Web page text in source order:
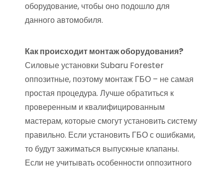
оборудование, чтобы оно подошло для
данного автомобиля.
Как происходит монтаж оборудования?
Силовые установки Subaru Forester
оппозитные, поэтому монтаж ГБО – не самая
простая процедура. Лучше обратиться к
проверенным и квалифицированным
мастерам, которые смогут установить систему
правильно. Если установить ГБО с ошибками,
то будут зажиматься выпускные клапаны.
Если не учитывать особенности оппозитного